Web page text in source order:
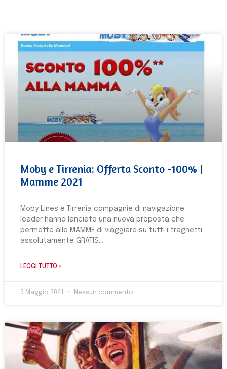
Moby e Tirrenia: Offerta Sconto -100% |
Mamme 2021
Moby Lines e Tirrenia compagnie di navigazione
leader hanno lanciato una nuova proposta che
permette alle MAMME di viaggiare su tutti i traghetti
assolutamente GRATIS
LEGGI TUTTO »
3 Maggio 2021 Nessun commento